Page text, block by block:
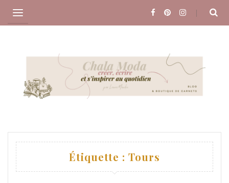
Étiquette : Tours